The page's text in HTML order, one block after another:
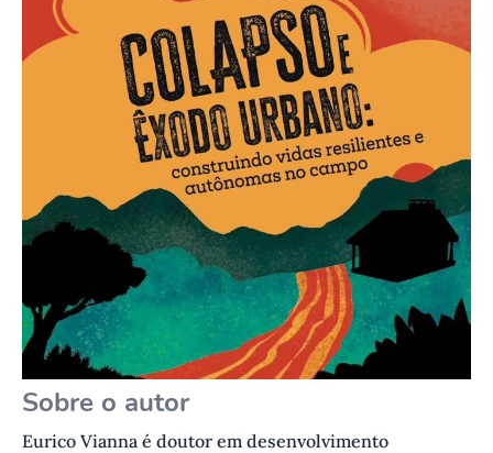
Sobre o autor
Eurico Vianna é doutor em desenvolvimento